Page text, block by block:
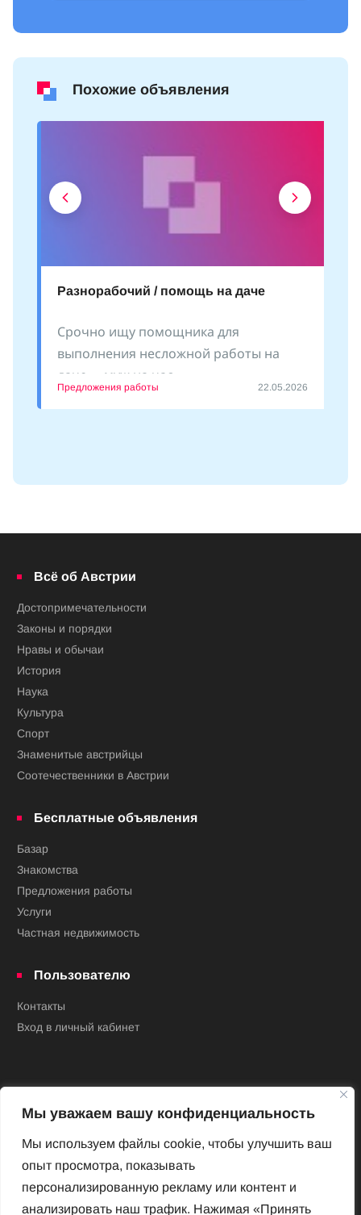
Мы уважаем вашу конфиденциальность
Мы используем файлы cookie, чтобы улучшить ваш
опыт просмотра, показывать
персонализированную рекламу или контент и
анализировать наш трафик. Нажимая «Принять
Похожие объявления
Разнорабочий / помощь на даче
Срочно ищу помощника для
выполнения несложной работы на
даче - «муж на час»
Предложения работы 22.05.2026
Всё об Австрии
Достопримечательности
Законы и порядки
Нравы и обычаи
История
Наука
Культура
Спорт
Знаменитые австрийцы
Соотечественники в Австрии
Бесплатные объявления
Базар
Знакомства
Предложения работы
Услуги
Частная недвижимость
Пользователю
Контакты
Вход в личный кабинет
Новый Венский журнал
Архив номеров